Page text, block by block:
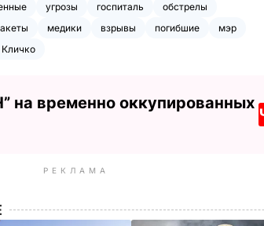
угрозы госпиталь
обстрелы
медики взрывы погибшие
мэр
Кличко
на временно оккупированных
РЕКЛАМА